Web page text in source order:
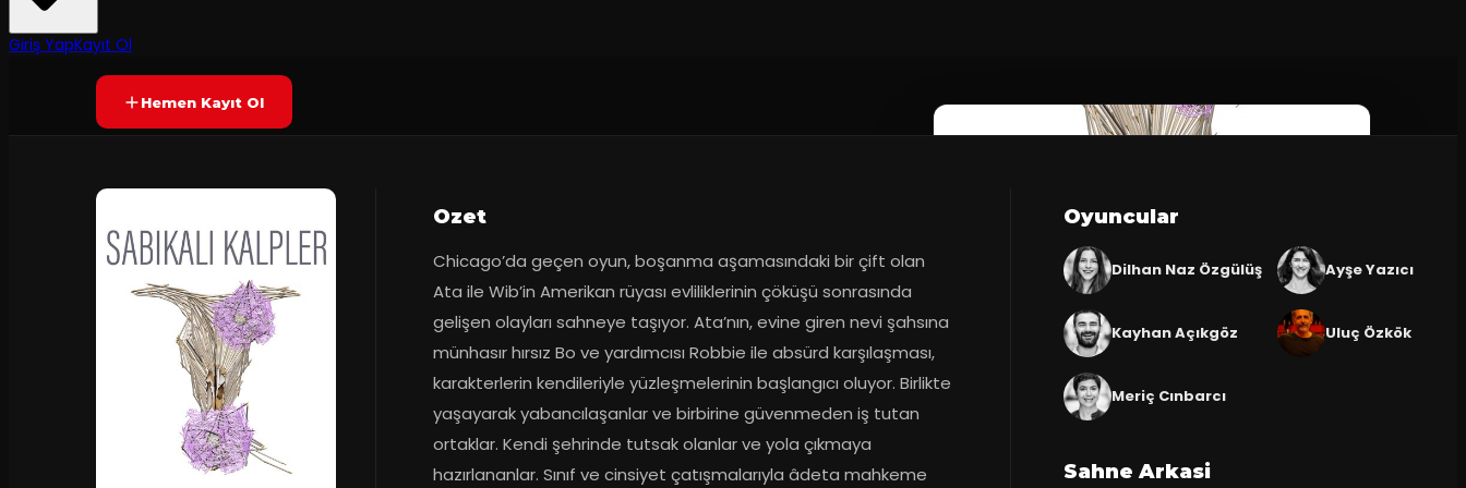
Giriş YapKayıt OlYAKINDA
Hemen Kayıt Ol
Ozet
Chicago’da geçen oyun, boşanma aşamasındaki bir çift olan
Ata ile Wib’in Amerikan rüyası evliliklerinin çöküşü sonrasında
gelişen olayları sahneye taşıyor. Ata’nın, evine giren nevi şahsına
münhasır hırsız Bo ve yardımcısı Robbie ile absürd karşılaşması,
karakterlerin kendileriyle yüzleşmelerinin başlangıcı oluyor. Birlikte
yaşayarak yabancılaşanlar ve birbirine güvenmeden iş tutan
ortaklar. Kendi şehrinde tutsak olanlar ve yola çıkmaya
hazırlananlar. Sınıf ve cinsiyet çatışmalarıyla âdeta mahkeme
Oyuncular
Dilhan Naz Özgülüş Ayşe Yazıcı
Kayhan Açıkgöz Uluç Özkök
Meriç Cınbarcı
Sahne Arkasi